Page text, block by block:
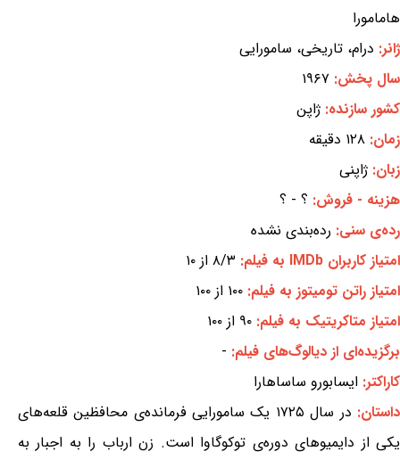
هامامورا
ژانر: درام، تاریخی، سامورایی
سال پخش: ۱۹۶۷
کشور سازنده: ژاپن
زمان: ۱۲۸ دقیقه
زبان: ژاپنی
هزینه - فروش: ؟ - ؟
رده‌ی سنی: رده‌بندی نشده
امتیاز کاربران IMDb به فیلم:
۸/۳ از ۱۰
امتیاز راتن تومیتوز به فیلم: ۱۰۰ از ۱۰۰
امتیاز متاکریتیک به فیلم: ۹۰ از ۱۰۰
برگزیده‌ای از دیالوگ‌های فیلم: -
کاراکتر: ایسابورو ساساهارا
داستان:
در سال ۱۷۲۵ یک سامورایی فرمانده‌ی محافظین قلعه‌های
یکی از دایمیوهای دوره‌ی توکوگاوا است. زن ارباب را به اجبار به